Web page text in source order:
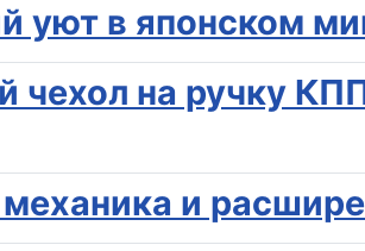
уют в японском
чехол на ручку
механика и